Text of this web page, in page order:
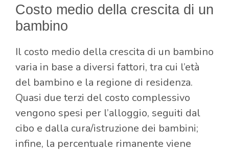
Costo medio della crescita di un
bambino
Il costo medio della crescita di un bambino
varia in base a diversi fattori, tra cui l’età
del bambino e la regione di residenza.
Quasi due terzi del costo complessivo
vengono spesi per l’alloggio, seguiti dal
cibo e dalla cura/istruzione dei bambini;
infine, la percentuale rimanente viene